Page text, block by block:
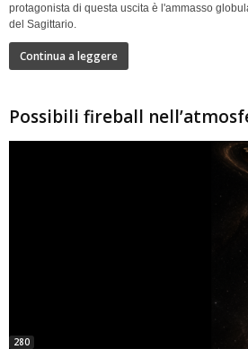
protagonista di questa uscita è l'ammasso
del Sagittario.
Continua a leggere
Possibili fireball
280